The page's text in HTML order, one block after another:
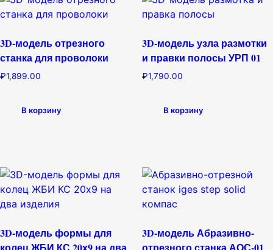
3D-модель отрезного
станка для проволоки
₽1,899.00
В корзину
3D-модель узла размотки
и правки полосы УРП 01
₽1,790.00
В корзину
3D-модель формы для
колец ЖБИ КС 20х9 на два
3D-модель Абразивно-
отрезного станка АОС-01